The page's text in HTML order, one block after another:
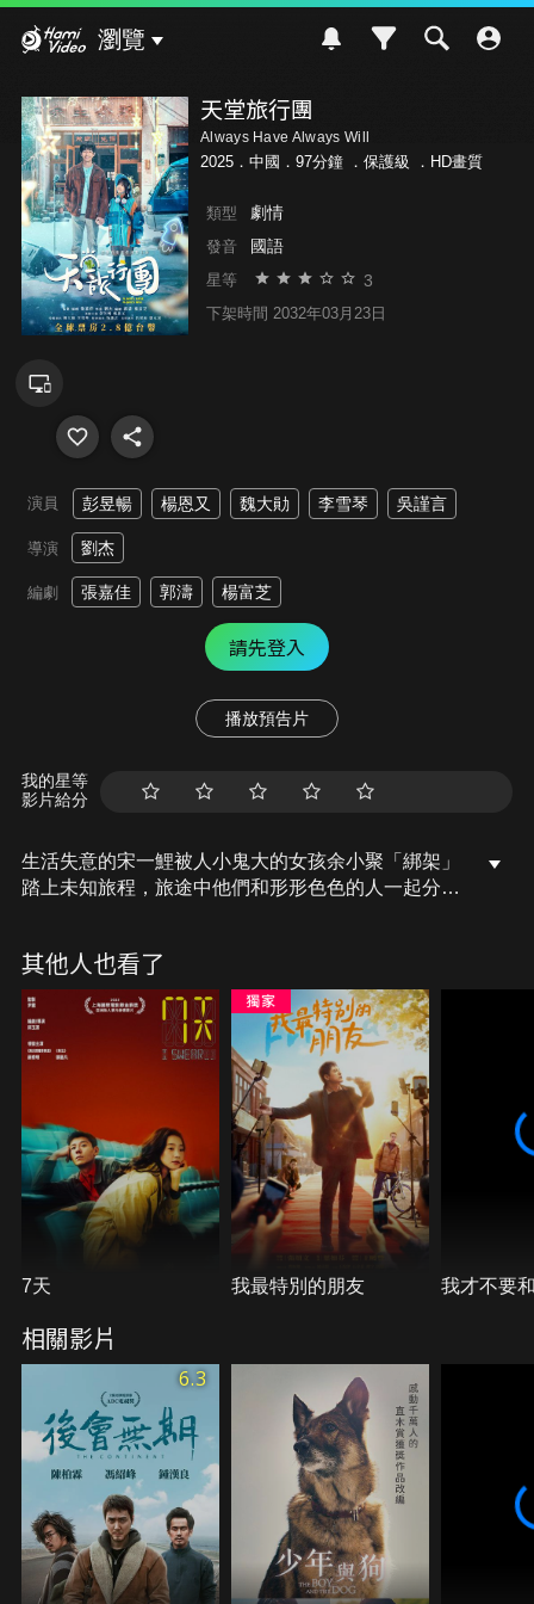
瀏覽
天堂旅行團
Always Have Always Will
2025．中國．97分鐘 ． 保護級 ．HD畫質
類型 劇情
發音 國語
星等 3
下架時間 2032年03月23日
演員 彭昱暢 楊恩又 魏大勛 李雪琴 吳謹言
導演 劉杰
編劇 張嘉佳 郭濤 楊富芝
請先登入
播放預告片
我的星等
影片給分
生活失意的宋一鯉被人小鬼大的女孩余小聚「綁架」
踏上未知旅程，旅途中他們和形形色色的人一起分享
其他人也看了
7天 我最特別的朋友 我才不要
相關影片
6.3